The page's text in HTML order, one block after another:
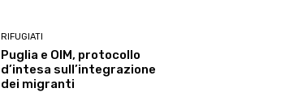
RIFUGIATI
Puglia e OIM, protocollo
d’intesa sull’integrazione
dei migranti